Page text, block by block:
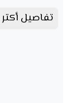
تفاصيل أكتر